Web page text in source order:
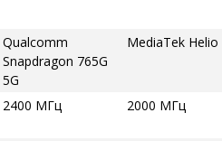
Qualcomm
Snapdragon 765G
5G
MediaTek Helio
2400 МГц 2000 МГц